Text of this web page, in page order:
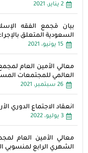
2 يناير، 2021
بيان مَجمع الفقه
السعودية المتعلق
15 يونيو، 2021
معالي الأمين العام
العالمي للمجتمعات
26 سبتمبر، 2021
انعقاد الاجتماع الدوري
3 يوليو، 2022
معالي الأمين العام
الشهري الرابع لمنسوبي